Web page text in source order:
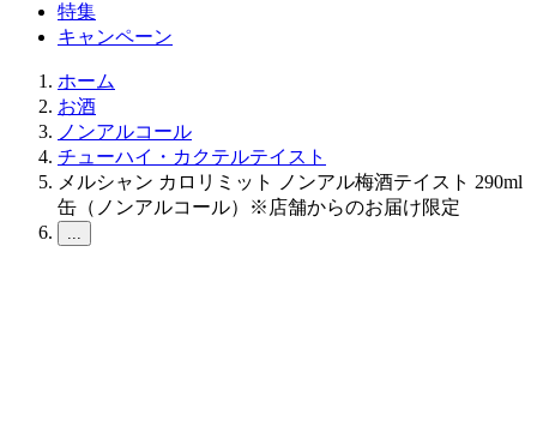
特集
キャンペーン
ホーム
お酒
ノンアルコール
チューハイ・カクテルテイスト
メルシャン カロリミット ノンアル梅酒テイスト 290ml
缶（ノンアルコール）※店舗からのお届け限定
...